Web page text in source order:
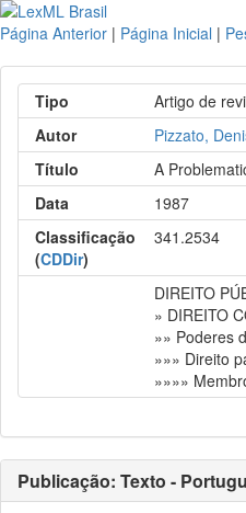
Página Anterior | Página Inicial |
Tipo
Artigo de
Autor
Pizzato,
Título
A
Data
1987
Classificação
(CDDir)
341.2534
DIREITO
» DIREITO
»» Poderes
»»» Direito
»»»»
Publicação: Texto -